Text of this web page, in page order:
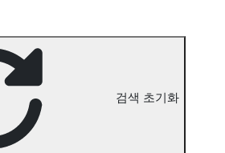
보 검색 초기화